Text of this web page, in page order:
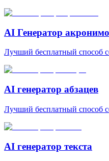
AI Генератор
Лучший бесплатный способ
AI генератор абзацев
Лучший бесплатный способ
AI генератор текста